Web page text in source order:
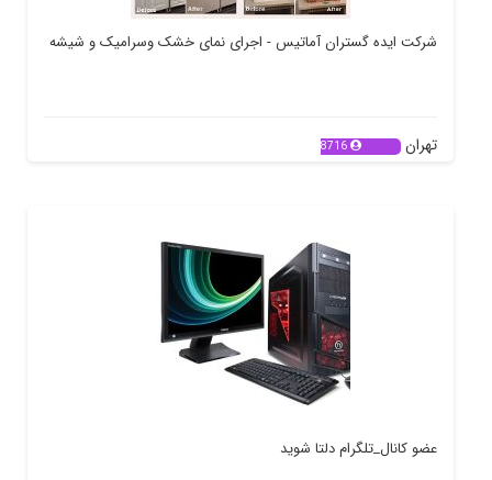
شرکت ایده گستران آماتیس - اجرای نمای خشک وسرامیک و شیشه
تهران 8716
عضو کانال_تلگرام دلتا شوید